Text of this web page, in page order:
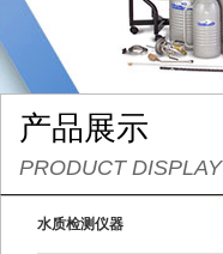
产品展示
PRODUCT DISPLAY
水质检测仪器